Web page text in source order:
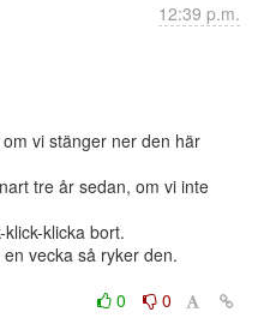
12:39 p.m.
vi stänger ner den här
tre år sedan, om vi inte
klicka bort.
vecka så ryker den.
0
0